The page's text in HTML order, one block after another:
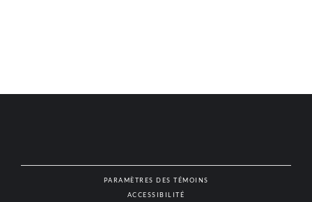
PARAMÈTRES DES TÉMOINS
ACCESSIBILITÉ